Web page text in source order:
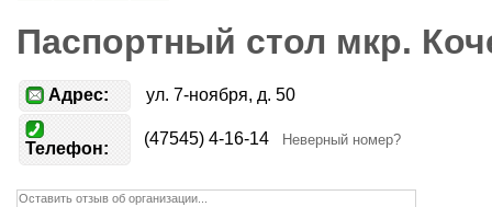
Паспортный стол мкр.
Адрес: ул. 7-ноября, д. 50
Телефон:
(47545) 4-16-14 Неверный номер?